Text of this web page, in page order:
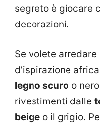
segreto è giocare
decorazioni.
Se volete arredare
d’ispirazione
legno scuro o
rivestimenti dalle
beige o il grigio.